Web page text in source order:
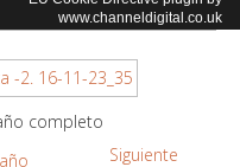
23_35
Siguiente